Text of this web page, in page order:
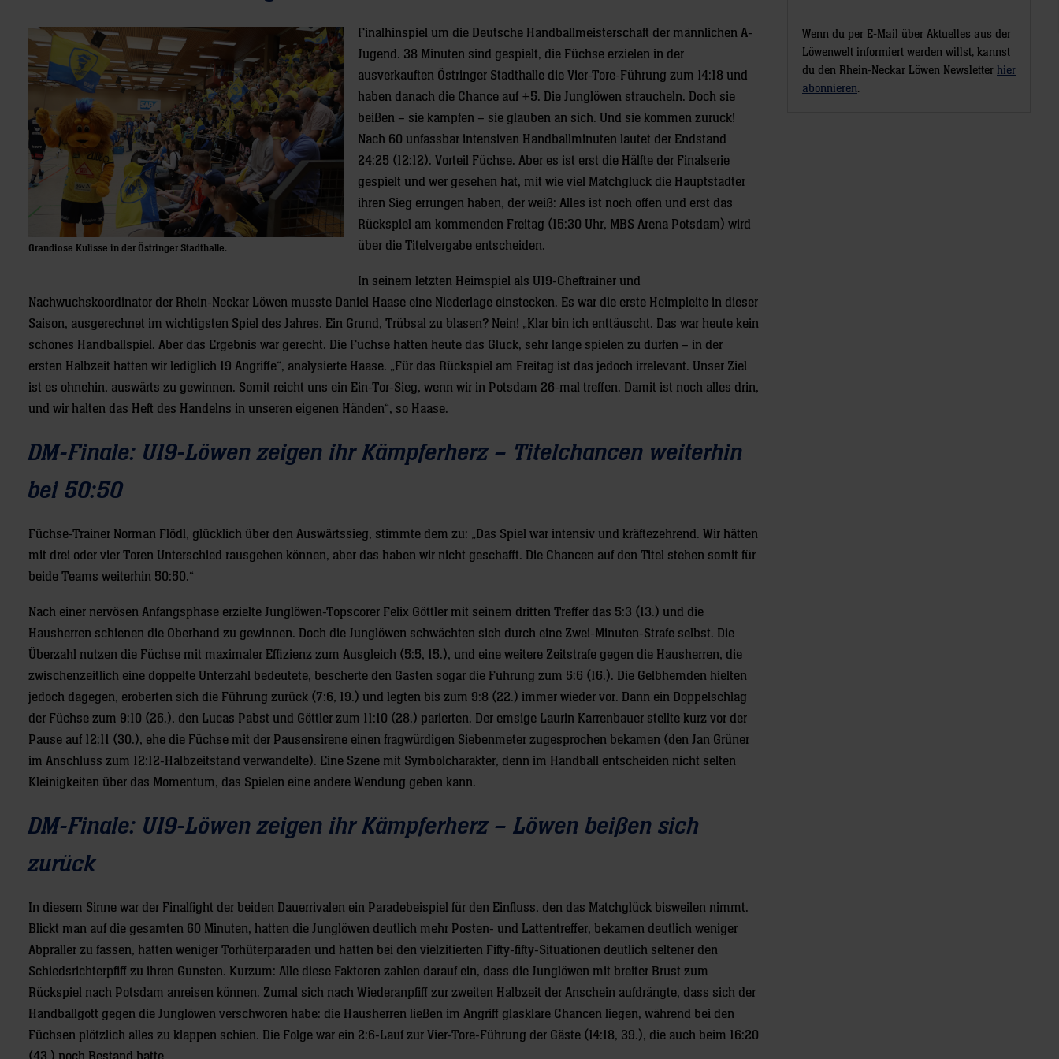
Grandiose Kulisse in der Östringer Stadthalle.
Finalhinspiel um die Deutsche Handballmeisterschaft der männlichen A-
Jugend. 38 Minuten sind gespielt, die Füchse erzielen in der
ausverkauften Östringer Stadthalle die Vier-Tore-Führung zum 14:18 und
haben danach die Chance auf +5. Die Junglöwen straucheln. Doch sie
beißen – sie kämpfen – sie glauben an sich. Und sie kommen zurück!
Nach 60 unfassbar intensiven Handballminuten lautet der Endstand
24:25 (12:12). Vorteil Füchse. Aber es ist erst die Hälfte der Finalserie
gespielt und wer gesehen hat, mit wie viel Matchglück die Hauptstädter
ihren Sieg errungen haben, der weiß: Alles ist noch offen und erst das
Rückspiel am kommenden Freitag (15:30 Uhr, MBS Arena Potsdam) wird
über die Titelvergabe entscheiden.
In seinem letzten Heimspiel als U19-Cheftrainer und
Nachwuchskoordinator der Rhein-Neckar Löwen musste Daniel Haase eine Niederlage einstecken. Es war die erste Heimpleite in dieser
Saison, ausgerechnet im wichtigsten Spiel des Jahres. Ein Grund, Trübsal zu blasen? Nein! „Klar bin ich enttäuscht. Das war heute kein
schönes Handballspiel. Aber das Ergebnis war gerecht. Die Füchse hatten heute das Glück, sehr lange spielen zu dürfen – in der
ersten Halbzeit hatten wir lediglich 19 Angriffe“, analysierte Haase. „Für das Rückspiel am Freitag ist das jedoch irrelevant. Unser Ziel
ist es ohnehin, auswärts zu gewinnen. Somit reicht uns ein Ein-Tor-Sieg, wenn wir in Potsdam 26-mal treffen. Damit ist noch alles drin,
und wir halten das Heft des Handelns in unseren eigenen Händen“, so Haase.
DM-Finale: U19-Löwen zeigen ihr Kämpferherz – Titelchancen weiterhin
bei 50:50
Füchse-Trainer Norman Flödl, glücklich über den Auswärtssieg, stimmte dem zu: „Das Spiel war intensiv und kräftezehrend. Wir hätten
mit drei oder vier Toren Unterschied rausgehen können, aber das haben wir nicht geschafft. Die Chancen auf den Titel stehen somit für
beide Teams weiterhin 50:50.“
Nach einer nervösen Anfangsphase erzielte Junglöwen-Topscorer Felix Göttler mit seinem dritten Treffer das 5:3 (13.) und die
Hausherren schienen die Oberhand zu gewinnen. Doch die Junglöwen schwächten sich durch eine Zwei-Minuten-Strafe selbst. Die
Überzahl nutzen die Füchse mit maximaler Effizienz zum Ausgleich (5:5, 15.), und eine weitere Zeitstrafe gegen die Hausherren, die
zwischenzeitlich eine doppelte Unterzahl bedeutete, bescherte den Gästen sogar die Führung zum 5:6 (16.). Die Gelbhemden hielten
jedoch dagegen, eroberten sich die Führung zurück (7:6, 19.) und legten bis zum 9:8 (22.) immer wieder vor. Dann ein Doppelschlag
der Füchse zum 9:10 (26.), den Lucas Pabst und Göttler zum 11:10 (28.) parierten. Der emsige Laurin Karrenbauer stellte kurz vor der
Pause auf 12:11 (30.), ehe die Füchse mit der Pausensirene einen fragwürdigen Siebenmeter zugesprochen bekamen (den Jan Grüner
im Anschluss zum 12:12-Halbzeitstand verwandelte). Eine Szene mit Symbolcharakter, denn im Handball entscheiden nicht selten
Kleinigkeiten über das Momentum, das Spielen eine andere Wendung geben kann.
DM-Finale: U19-Löwen zeigen ihr Kämpferherz – Löwen beißen sich
zurück
In diesem Sinne war der Finalfight der beiden Dauerrivalen ein Paradebeispiel für den Einfluss, den das Matchglück bisweilen nimmt.
Blickt man auf die gesamten 60 Minuten, hatten die Junglöwen deutlich mehr Posten- und Lattentreffer, bekamen deutlich weniger
Abpraller zu fassen, hatten weniger Torhüterparaden und hatten bei den vielzitierten Fifty-fifty-Situationen deutlich seltener den
Schiedsrichterpfiff zu ihren Gunsten. Kurzum: Alle diese Faktoren zahlen darauf ein, dass die Junglöwen mit breiter Brust zum
Rückspiel nach Potsdam anreisen können. Zumal sich nach Wiederanpfiff zur zweiten Halbzeit der Anschein aufdrängte, dass sich der
Handballgott gegen die Junglöwen verschworen habe: die Hausherren ließen im Angriff glasklare Chancen liegen, während bei den
Füchsen plötzlich alles zu klappen schien. Die Folge war ein 2:6-Lauf zur Vier-Tore-Führung der Gäste (14:18, 39.), die auch beim 16:20
Wenn du per E-Mail über Aktuelles aus der
Löwenwelt informiert werden willst, kannst
du den Rhein-Neckar Löwen Newsletter hier
abonnieren.